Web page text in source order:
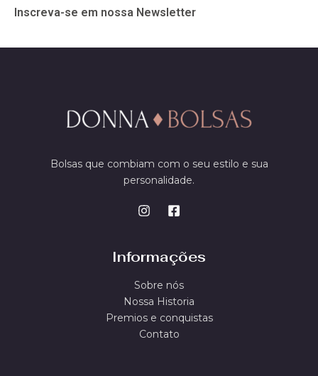
Inscreva-se em nossa Newsletter
Bolsas que combiam com o seu estilo e sua
personalidade.
Informações
Sobre nós
Nossa Historia
Premios e conquistas
Contato